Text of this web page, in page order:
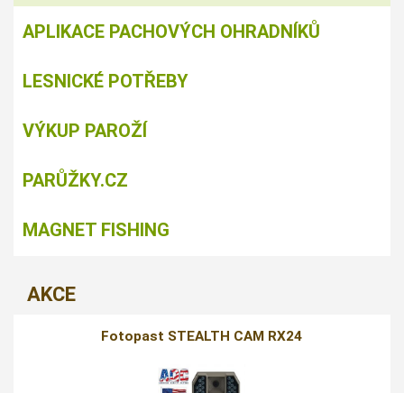
APLIKACE PACHOVÝCH OHRADNÍKŮ
LESNICKÉ POTŘEBY
VÝKUP PAROŽÍ
PARŮŽKY.CZ
MAGNET FISHING
AKCE
Fotopast STEALTH CAM RX24